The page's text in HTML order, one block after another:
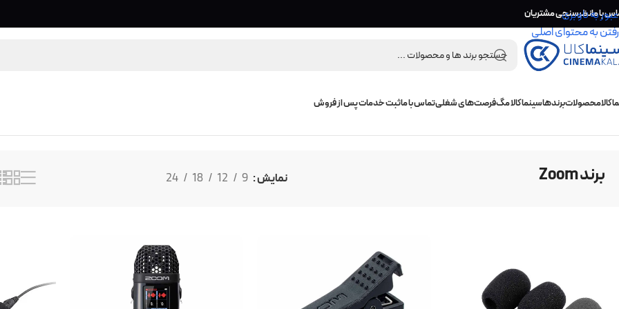
عبور به ناوبری
رفتن به محتوای اصلی
با مانظرسنجی مشتریان
کالامحصولاتبرندهاسینما کالا مگفرصت‌های شغلیتماس با ماثبت خدمات پس از فروش
برند Zoom نمایش 9
12
18
24